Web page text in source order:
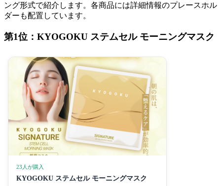
ング形式で紹介します。各商品には詳細情報のプレースホル
ダーも配置しています。
第1位：KYOGOKU ステムセル モーニングマスク
23人が購入
KYOGOKU ステムセル モーニングマスク